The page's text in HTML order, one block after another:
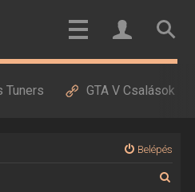
Tuners GTA V Csalások
Belépés